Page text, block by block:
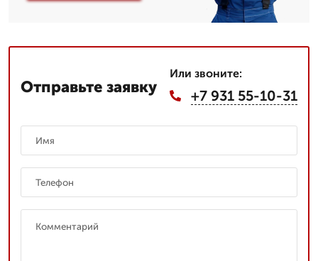
Отправьте заявку
Или звоните:
+7 931 55-10-31